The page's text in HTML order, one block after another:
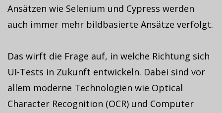
Ansätzen wie Selenium und Cypress werden
auch immer mehr bildbasierte Ansätze verfolgt.
Das wirft die Frage auf, in welche Richtung sich
UI-Tests in Zukunft entwickeln. Dabei sind vor
allem moderne Technologien wie Optical
Character Recognition (OCR) und Computer